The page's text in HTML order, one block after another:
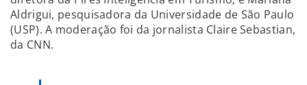
Aldrigui, pesquisadora da Universidade de São Paulo
(USP). A moderação foi da jornalista Claire Sebastian,
da CNN.